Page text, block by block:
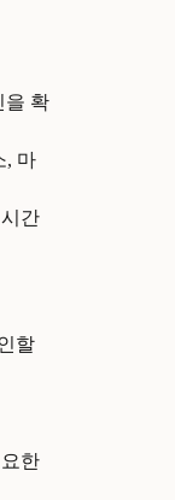
을 확
, 마
간
할
한